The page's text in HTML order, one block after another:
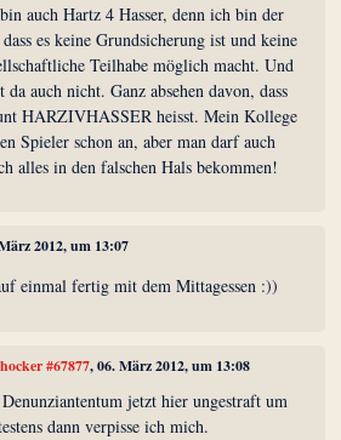
auch Hartz 4 Hasser, denn ich bin der
es keine Grundsicherung ist und keine
Teilhabe möglich macht. Und
da auch nicht. Ganz absehen davon, dass
HARZIVHASSER heisst. Mein Kollege
Spieler schon an, aber man darf auch
alles in den falschen Hals bekommen!
2012, um 13:07
einmal fertig mit dem Mittagessen :))
#67877, 06. März 2012, um 13:08
jetzt hier ungestraft um
dann verpisse ich mich.